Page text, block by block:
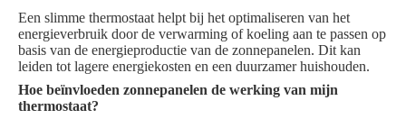
Een slimme thermostaat helpt bij het optimaliseren van het
energieverbruik door de verwarming of koeling aan te passen op
basis van de energieproductie van de zonnepanelen. Dit kan
leiden tot lagere energiekosten en een duurzamer huishouden.
Hoe beïnvloeden zonnepanelen de werking van mijn
thermostaat?